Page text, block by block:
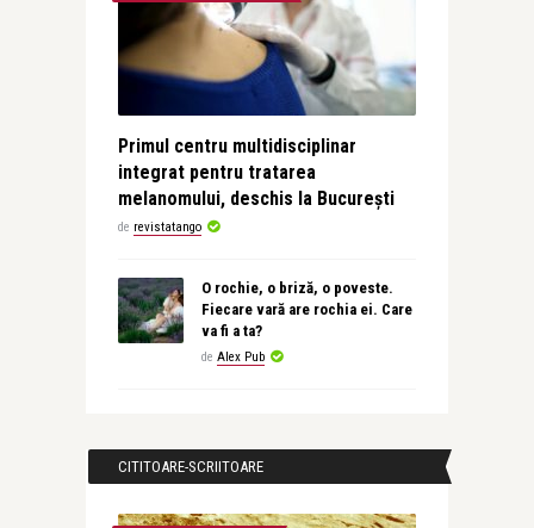
Primul centru multidisciplinar
integrat pentru tratarea
melanomului, deschis la București
de revistatango
O rochie, o briză, o poveste.
Fiecare vară are rochia ei. Care
va fi a ta?
de Alex Pub
CITITOARE-SCRIITOARE